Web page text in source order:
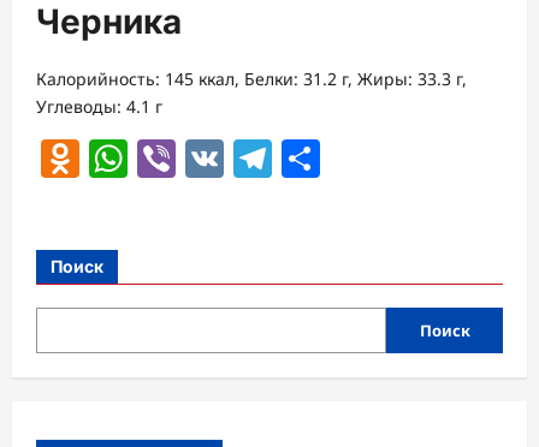
Черника
Калорийность: 145 ккал, Белки: 31.2 г, Жиры: 33.3 г,
Углеводы: 4.1 г
Odnoklassniki
WhatsApp
Viber
VK Telegram
Поиск
Поиск